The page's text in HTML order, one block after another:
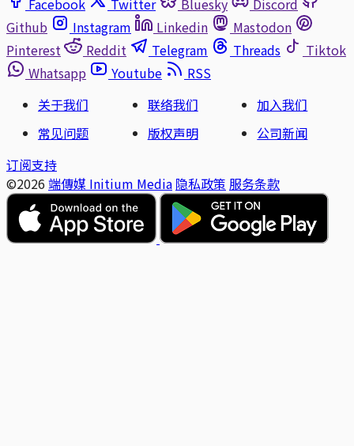
Github
Instagram Linkedin
Mastodon
Pinterest
Reddit Telegram Threads
Tiktok
Whatsapp
Youtube
RSS
关于我们
联络我们
加入我们
常见问题
版权声明
公司新闻
订阅支持
©2026 端傳媒 Initium Media 隐私政策 服务条款